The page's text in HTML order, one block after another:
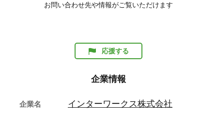
お問い合わせ先や情報がご覧いただけます
応援する
企業情報
企業名 インターワークス株式会社